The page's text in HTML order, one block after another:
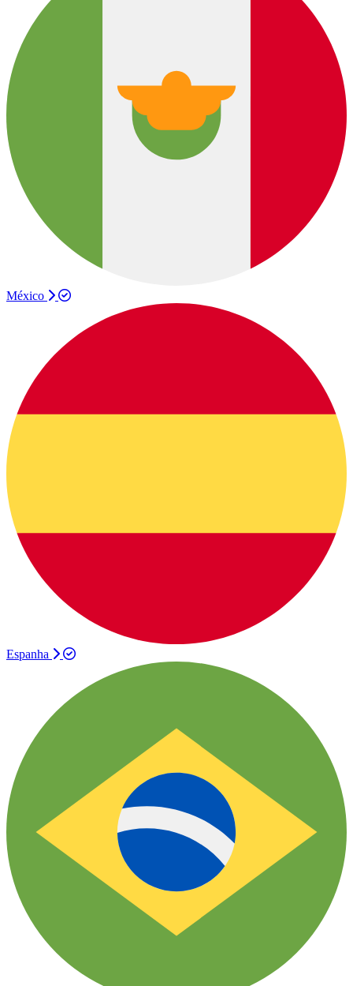
México
Espanha